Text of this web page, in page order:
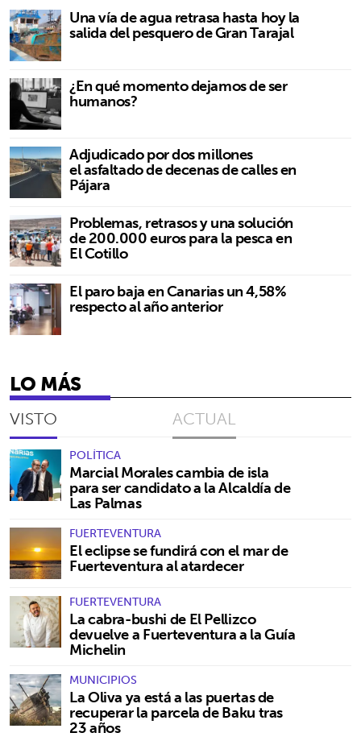
Una vía de agua retrasa hasta hoy la
salida del pesquero de Gran Tarajal
¿En qué momento dejamos de ser
humanos?
Adjudicado por dos millones
el asfaltado de decenas de calles en
Pájara
Problemas, retrasos y una solución
de 200.000 euros para la pesca en
El Cotillo
El paro baja en Canarias un 4,58%
respecto al año anterior
LO MÁS
VISTO ACTUAL
POLÍTICA
Marcial Morales cambia de isla
para ser candidato a la Alcaldía de
Las Palmas
FUERTEVENTURA
El eclipse se fundirá con el mar de
Fuerteventura al atardecer
FUERTEVENTURA
La cabra-bushi de El Pellizco
devuelve a Fuerteventura a la Guía
Michelin
MUNICIPIOS
La Oliva ya está a las puertas de
recuperar la parcela de Baku tras
23 años